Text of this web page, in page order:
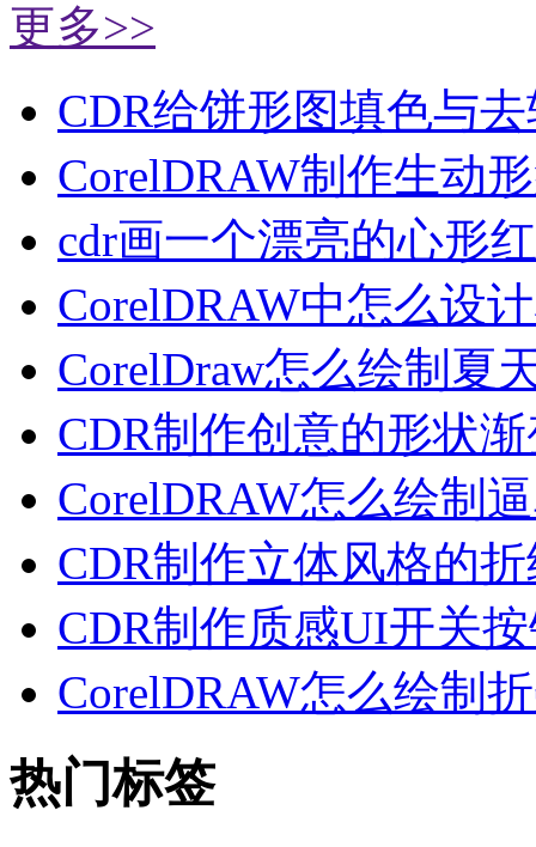
更多>>
CDR给饼形图填色与
CorelDRAW制作生动
cdr画一个漂亮的心形
CorelDRAW中怎么设
CorelDraw怎么绘制夏
CDR制作创意的形状
CorelDRAW怎么绘制
CDR制作立体风格的
CDR制作质感UI开关
CorelDRAW怎么绘制
热门标签